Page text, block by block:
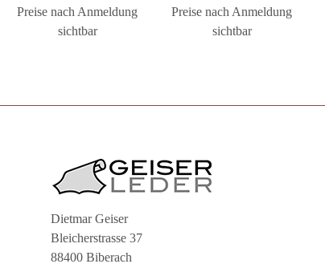
Preise nach Anmeldung
sichtbar
3,8mm, schwarz
Preise nach Anmeldung
sichtbar
Dietmar Geiser
Bleicherstrasse 37
88400 Biberach